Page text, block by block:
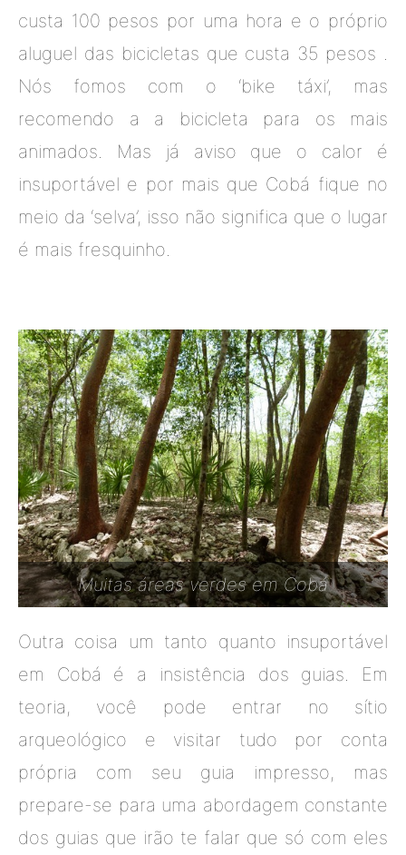
custa 100 pesos por uma hora e o próprio
aluguel das bicicletas que custa 35 pesos .
Nós fomos com o ‘bike táxi’, mas
recomendo a a bicicleta para os mais
animados. Mas já aviso que o calor é
insuportável e por mais que Cobá fique no
meio da ‘selva’, isso não significa que o lugar
é mais fresquinho.
Muitas áreas verdes em Cobá
Outra coisa um tanto quanto insuportável
em Cobá é a insistência dos guias. Em
teoria, você pode entrar no sítio
arqueológico e visitar tudo por conta
própria com seu guia impresso, mas
prepare-se para uma abordagem constante
dos guias que irão te falar que só com eles